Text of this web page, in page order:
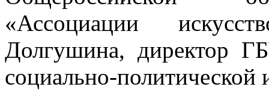
«Ассоциации
Долгушина, директор
социально-